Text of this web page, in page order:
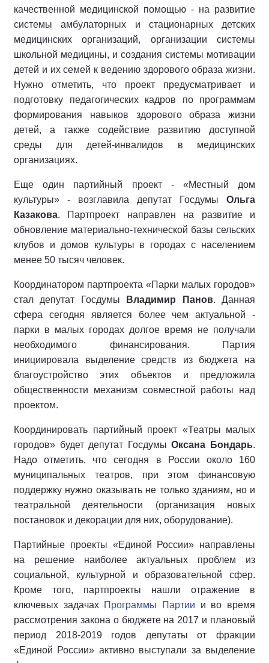
качественной медицинской помощью - на развитие
системы амбулаторных и стационарных детских
медицинских организаций, организации системы
школьной медицины, и создания системы мотивации
детей и их семей к ведению здорового образа жизни.
Нужно отметить, что проект предусматривает и
подготовку педагогических кадров по программам
формирования навыков здорового образа жизни
детей, а также содействие развитию доступной
среды для детей-инвалидов в медицинских
организациях.
Еще один партийный проект - «Местный дом
культуры» - возглавила депутат Госдумы Ольга
Казакова. Партпроект направлен на развитие и
обновление материально-технической базы сельских
клубов и домов культуры в городах с населением
менее 50 тысяч человек.
Координатором партпроекта «Парки малых городов»
стал депутат Госдумы
Владимир Панов. Данная
сфера сегодня является более чем актуальной -
парки в малых городах долгое время не получали
необходимого финансирования. Партия
инициировала выделение средств из бюджета на
благоустройство этих объектов и предложила
общественности механизм совместной работы над
проектом.
Координировать партийный проект «Театры малых
городов» будет депутат ГосдумыОксана Бондарь.
Надо отметить, что сегодня в России около 160
муниципальных театров, при этом финансовую
поддержку нужно оказывать не только зданиям, но и
театральной деятельности (организация новых
постановок и декорации для них, оборудование).
Партийные проекты «Единой России» направлены
на решение наиболее актуальных проблем из
социальной, культурной и образовательной сфер.
Кроме того, партпроекты нашли отражение в
ключевых задачах Программы Партии и во время
рассмотрения закона о бюджете на 2017 и плановый
период 2018-2019 годов депутаты от фракции
«Единой России» активно выступали за выделение